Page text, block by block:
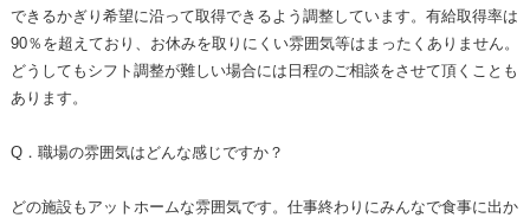
できるかぎり希望に沿って取得できるよう調整しています。有給取得率は
90％を超えており、お休みを取りにくい雰囲気等はまったくありません。
どうしてもシフト調整が難しい場合には日程のご相談をさせて頂くことも
あります。
Q．職場の雰囲気はどんな感じですか？
どの施設もアットホームな雰囲気です。仕事終わりにみんなで食事に出か